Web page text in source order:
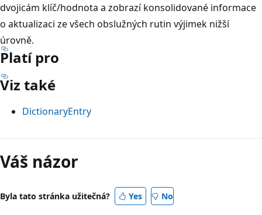
dvojicám klíč/hodnota a zobrazí konsolidované informace
o aktualizaci ze všech obslužných rutin výjimek nižší
úrovně.
Platí pro
Viz také
DictionaryEntry
Váš názor
Byla tato stránka užitečná? Yes No